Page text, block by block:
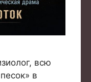
всю
в